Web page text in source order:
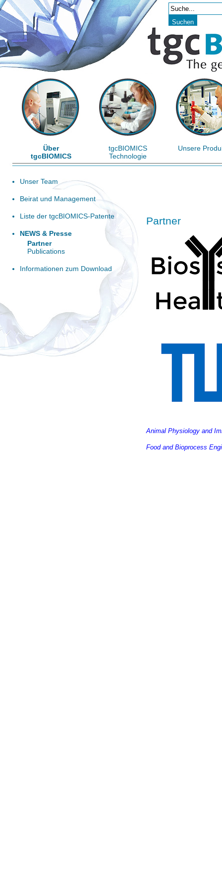
Über
tgcBIOMICS
Unser Team
Beirat und Management
Liste der tgcBIOMICS-Patente
NEWS & Presse
Partner
Publications
Informationen zum Download
tgcBIOMICS
Technologie
Unsere
Partner
Animal Physiology and
Food and Bioprocess